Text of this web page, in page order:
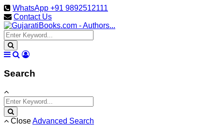
WhatsApp +91 9892512111
Contact Us
Search
CloseAdvanced Search